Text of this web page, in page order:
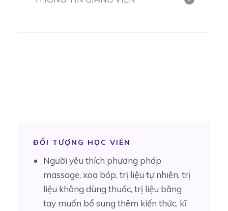
ĐỐI TƯỢNG HỌC VIÊN
Người yêu thích phương pháp
massage, xoa bóp, trị liệu tự nhiên, trị
liệu không dùng thuốc, trị liệu bằng
tay muốn bổ sung thêm kiến thức, kĩ